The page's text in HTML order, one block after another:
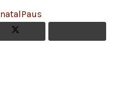
natalPaus